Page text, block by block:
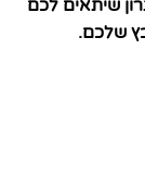
שיתאים לכם
שלכם.